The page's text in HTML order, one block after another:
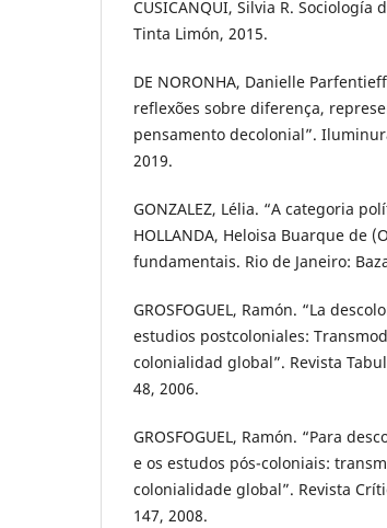
CUSICANQUI, Silvia R.
Tinta Limón, 2015.
DE NORONHA, Danielle
reflexões sobre diferença,
pensamento decolonial”.
2019.
GONZALEZ, Lélia. “A categoria
HOLLANDA, Heloisa Buarque de
fundamentais. Rio de Janeiro:
GROSFOGUEL, Ramón. “La
estudios postcoloniales:
colonialidad global”. Revista
48, 2006.
GROSFOGUEL, Ramón. “Para
e os estudos pós-coloniais:
colonialidade global”. Revista
147, 2008.